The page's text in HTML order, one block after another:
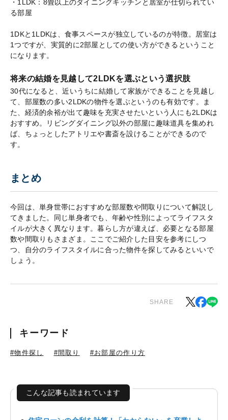
・1LDK：8畳以上のダイニングキッチンと居室が仕切られてい
る部屋
1DKと1LDKは、食事スペースが独立しているのが特徴。居室は
1つですが、実質的に2部屋としての使い方ができるということ
になります。
将来の結婚を見越して2LDKを選ぶという選択肢
30代になると、近いうちに結婚して家族ができることを見越し
て、部屋数の多い2LDKの物件を選ぶというのも有効です。ま
た、経済的余裕が出て趣味を充実させたいという人にも2LDKは
おすすめ。リビングダイニング以外の部屋に趣味道具を集めれ
ば、ちょっとしたアトリエや書斎を設けることができるので
す。
まとめ
今回は、単身世帯におすすめな部屋数や間取りについて解説し
てきました。同じ単身者でも、年齢や性別によってライフスタ
イルが大きく異なります。暮らし方が違えば、必要となる部屋
数や間取りもさまざま。ここでご紹介した目安を参考にしつ
つ、自分のライフスタイルに合った物件を探してみるといいで
しょう。
SHARE
キーワード
#物件探し #間取り #お部屋の作り方
こんな記事も読まれています